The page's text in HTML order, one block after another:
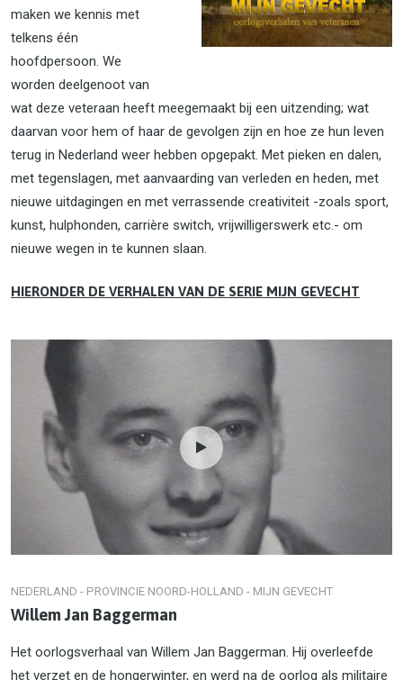
maken we kennis met
telkens één
hoofdpersoon. We
worden deelgenoot van
wat deze veteraan heeft meegemaakt bij een uitzending; wat
daarvan voor hem of haar de gevolgen zijn en hoe ze hun leven
terug in Nederland weer hebben opgepakt. Met pieken en dalen,
met tegenslagen, met aanvaarding van verleden en heden, met
nieuwe uitdagingen en met verrassende creativiteit -zoals sport,
kunst, hulphonden, carrière switch, vrijwilligerswerk etc.- om
nieuwe wegen in te kunnen slaan.
HIERONDER DE VERHALEN VAN DE SERIE MIJN GEVECHT
NEDERLAND - PROVINCIE NOORD-HOLLAND - MIJN GEVECHT
Willem Jan Baggerman
Het oorlogsverhaal van Willem Jan Baggerman. Hij overleefde
het verzet en de hongerwinter, en werd na de oorlog als militaire